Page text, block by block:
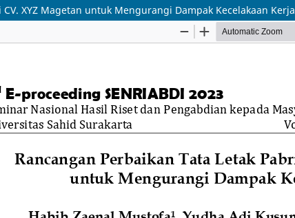
XYZ Magetan untuk Mengurangi Dampak Kecelakaan Kerja